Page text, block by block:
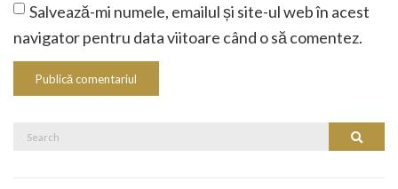
Salvează-mi numele, emailul și site-ul web în acest
navigator pentru data viitoare când o să comentez.
Search